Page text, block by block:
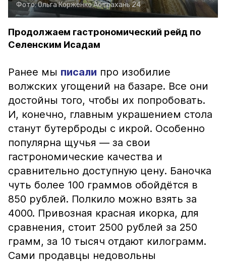
Фото:Ольга КорженкоАстрахань 24
Продолжаем гастрономический рейд по
Селенским Исадам
Ранее мы писали про изобилие
волжских угощений на базаре. Все они
достойны того, чтобы их попробовать.
И, конечно, главным украшением стола
станут бутерброды с икрой. Особенно
популярна щучья — за свои
гастрономические качества и
сравнительно доступную цену. Баночка
чуть более 100 граммов обойдётся в
850 рублей. Полкило можно взять за
4000. Привозная красная икорка, для
сравнения, стоит 2500 рублей за 250
грамм, за 10 тысяч отдают килограмм.
Сами продавцы недовольны